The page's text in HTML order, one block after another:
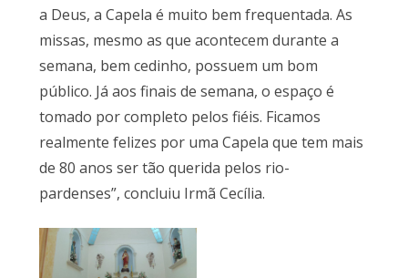
a Deus, a Capela é muito bem frequentada. As
missas, mesmo as que acontecem durante a
semana, bem cedinho, possuem um bom
público. Já aos finais de semana, o espaço é
tomado por completo pelos fiéis. Ficamos
realmente felizes por uma Capela que tem mais
de 80 anos ser tão querida pelos rio-
pardenses”, concluiu Irmã Cecília.